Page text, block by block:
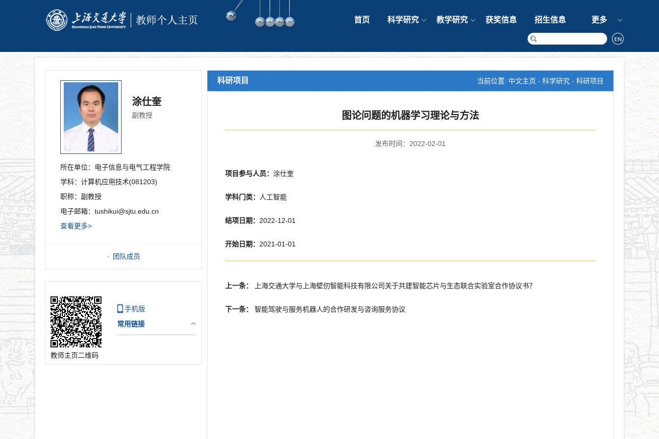
首页 科学研究 教学研究 获奖信息 招生信息 更多
涂仕奎
副教授
所在单位： 电子信息与电气工程学院
学科： 计算机应用技术(081203)
职称： 副教授
电子邮箱： tushikui@sjtu.edu.cn
查看更多>
团队成员
教师主页二维码
手机版
常用链接
科研项目 当前位置: 中文主页 - 科学研究 - 科研项目
图论问题的机器学习理论与方法
发布时间：2022-02-01
项目参与人员： 涂仕奎
学科门类： 人工智能
结项日期： 2022-12-01
开始日期： 2021-01-01
上一条： 上海交通大学与上海壁仞智能科技有限公司关于共建智能芯片与生态联合实验室合作协议书？
下一条： 智能驾驶与服务机器人的合作研发与咨询服务协议